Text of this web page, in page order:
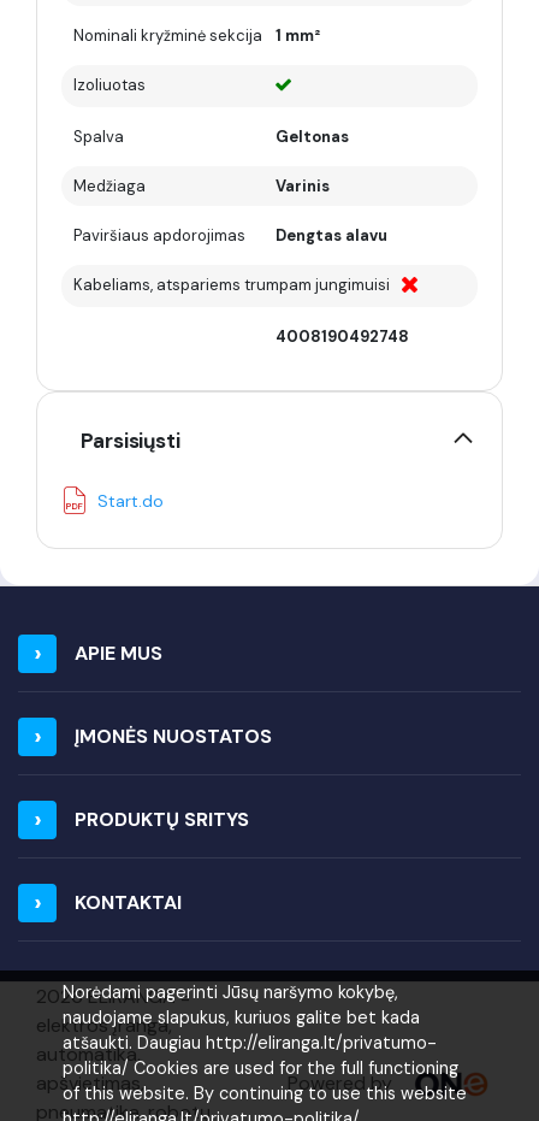
Norėdami pagerinti Jūsų naršymo kokybę,
naudojame slapukus, kuriuos galite bet kada
atšaukti. Daugiau http://eliranga.lt/privatumo-
politika/ Cookies are used for the full functioning
of this website. By continuing to use this website
Nominali kryžminė sekcija 1 mm²
Izoliuotas
Spalva Geltonas
Medžiaga Varinis
Paviršiaus apdorojimas Dengtas alavu
Kabeliams, atspariems trumpam jungimuisi
4008190492748
Parsisiųsti
Start.do
APIE MUS
ĮMONĖS NUOSTATOS
PRODUKTŲ SRITYS
KONTAKTAI
2026 ELIRANGA =
elektros įranga,
automatika,
apšvietimas,
pneumatika, robotų
Powered by